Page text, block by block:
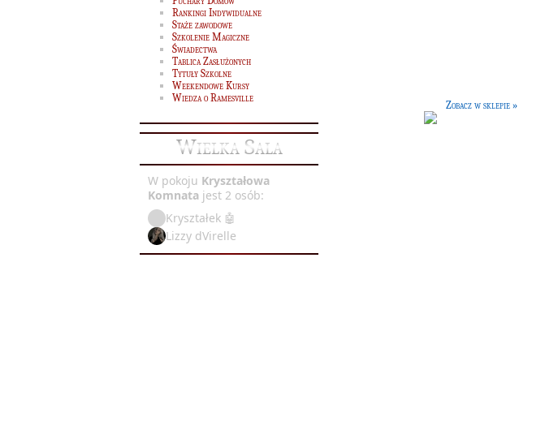
Rankingi Indywidualne
Staże zawodowe
Szkolenie Magiczne
Świadectwa
Tablica Zasłużonych
Tytuły Szkolne
Weekendowe Kursy
Wiedza o Ramesville
Wielka Sala
W pokoju Kryształowa
Komnata jest 2 osób:
Kryształek 🤖
Lizzy dVirelle
Zobacz w sklepie »